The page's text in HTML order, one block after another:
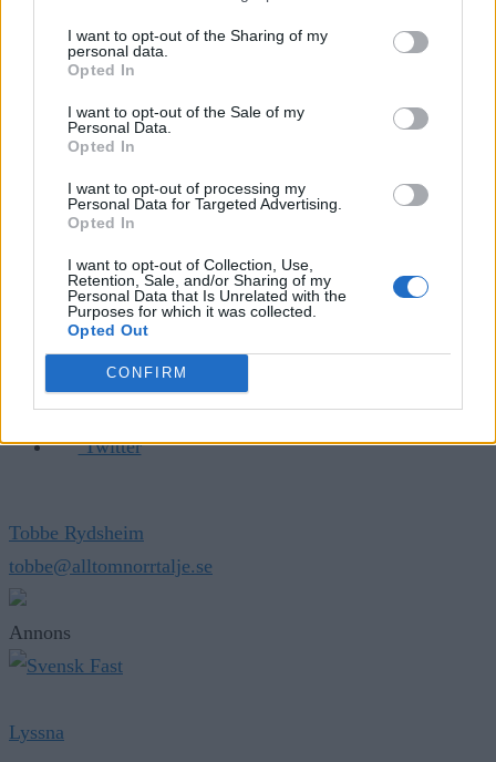
I want to opt-out of the Sharing of my
personal data.
Opted In
I want to opt-out of the Sale of my
Personal Data.
Opted In
I want to opt-out of processing my
Personal Data for Targeted Advertising.
Opted In
I want to opt-out of Collection, Use,
Retention, Sale, and/or Sharing of my
Personal Data that Is Unrelated with the
Purposes for which it was collected.
Opted Out
CONFIRM
Foto: SVT
SVT-reportern Tomas Blideman har tilldelats ett
Sjöfartsverkets räddningshelikopter. FOTO: SVT
1 min läsning
Link copied
Share the article
Kopiera länk
E-post
Facebook
LinkedIn
Telegram
Twitter
Tobbe Rydsheim
tobbe@alltomnorrtalje.se
Annons
Lyssna